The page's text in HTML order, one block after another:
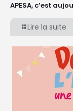
APESA, c’est
Lire la suite